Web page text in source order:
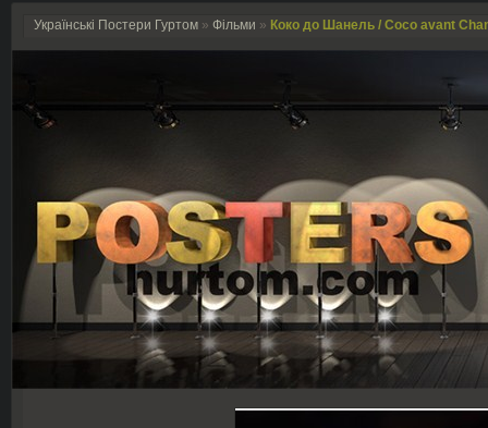
Українські Постери Гуртом » Фільми » Коко до Шанель / Coco avant